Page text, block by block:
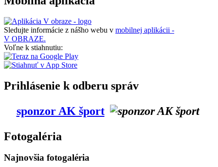
Sledujte informácie z nášho webu v mobilnej aplikácii -
V OBRAZE.
Voľne k stiahnutiu:
Prihlásenie k odberu správ
sponzor AK šport
Fotogaléria
Najnovšia fotogaléria